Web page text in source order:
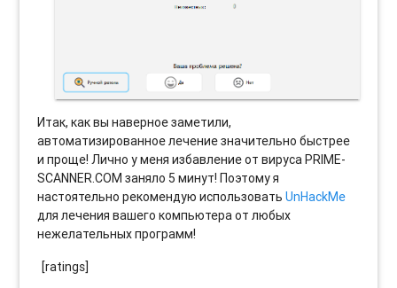
Итак, как вы наверное заметили,
автоматизированное лечение значительно быстрее
и проще! Лично у меня избавление от вируса PRIME-
SCANNER.COM заняло 5 минут! Поэтому я
настоятельно рекомендую использоватьUnHackMe
для лечения вашего компьютера от любых
нежелательных программ!
[ratings]